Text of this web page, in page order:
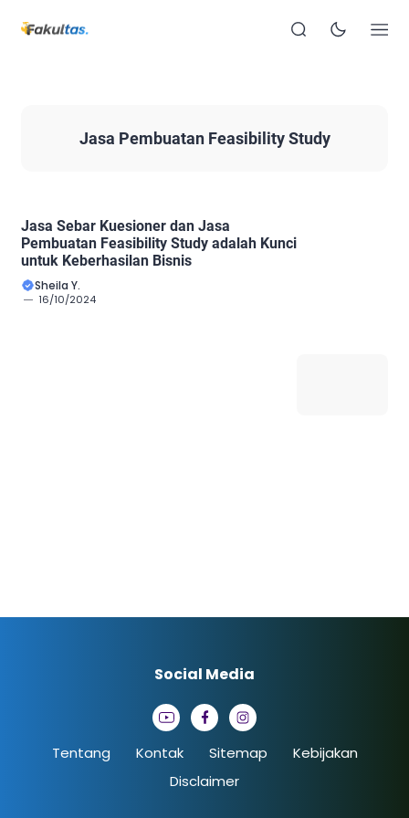
Jasa Pembuatan Feasibility Study
Jasa Sebar Kuesioner dan Jasa
Pembuatan Feasibility Study adalah Kunci
untuk Keberhasilan Bisnis
Sheila Y.
16/10/2024
Tentang Kontak Sitemap
Kebijakan
Disclaimer
Social Media